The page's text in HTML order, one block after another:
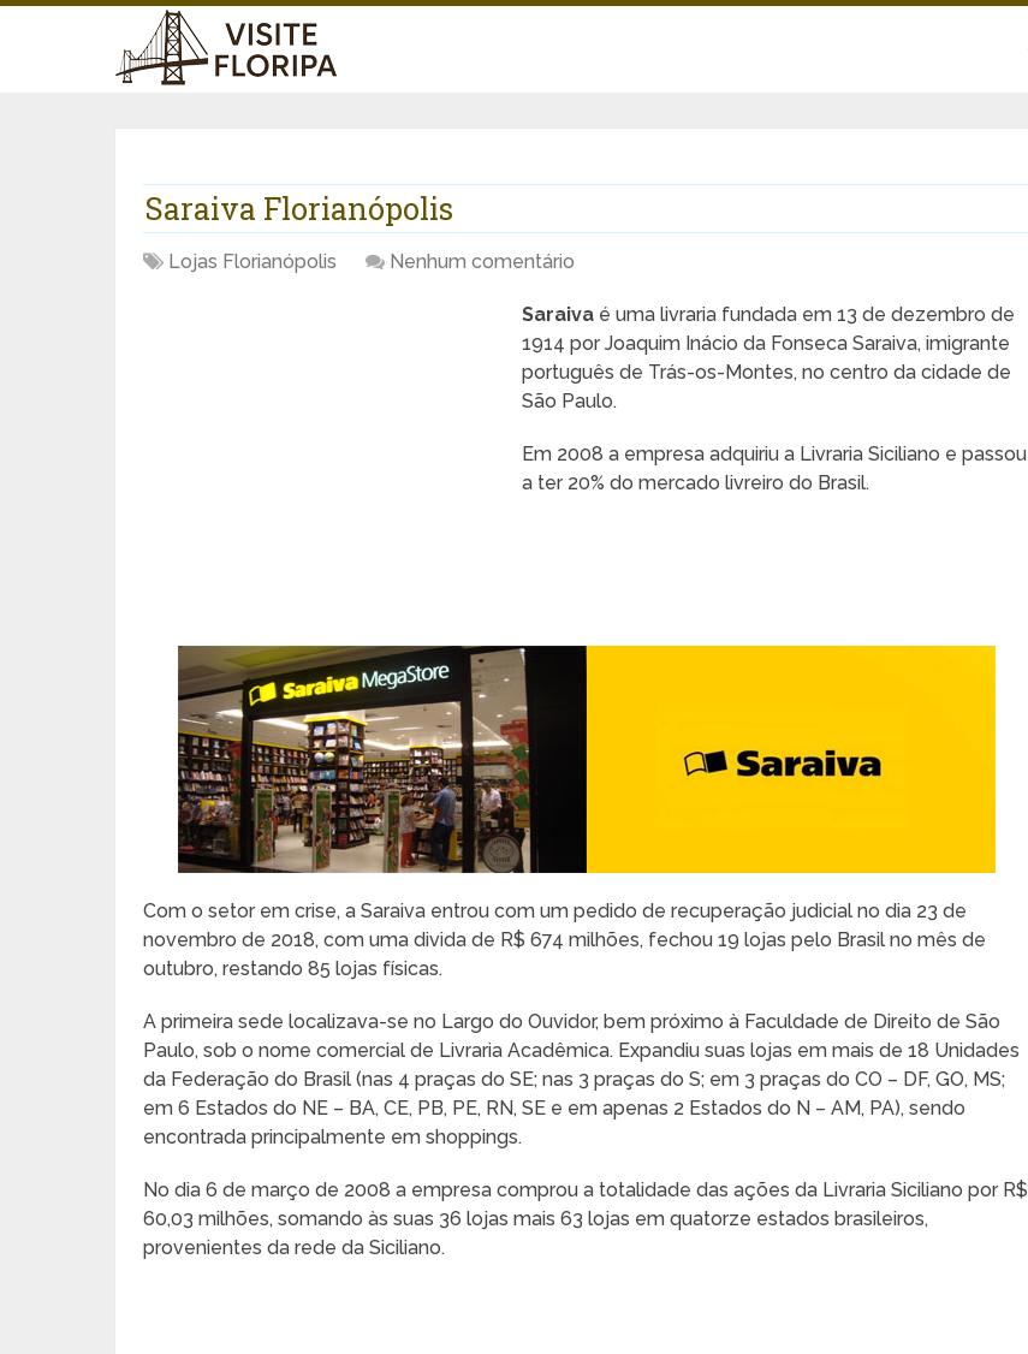
Saraiva Florianópolis
Lojas Florianópolis Nenhum comentário
Saraiva é uma livraria fundada em 13 de dezembro de
1914 por Joaquim Inácio da Fonseca Saraiva, imigrante
português de Trás-os-Montes, no centro da cidade de
São Paulo.
Em 2008 a empresa adquiriu a Livraria Siciliano e passou
a ter 20% do mercado livreiro do Brasil.
Com o setor em crise, a Saraiva entrou com um pedido de recuperação judicial no dia 23 de
novembro de 2018, com uma divida de R$ 674 milhões, fechou 19 lojas pelo Brasil no mês de
outubro, restando 85 lojas físicas.
A primeira sede localizava-se no Largo do Ouvidor, bem próximo à Faculdade de Direito de São
Paulo, sob o nome comercial de Livraria Acadêmica. Expandiu suas lojas em mais de 18 Unidades
da Federação do Brasil (nas 4 praças do SE; nas 3 praças do S; em 3 praças do CO – DF, GO, MS;
em 6 Estados do NE – BA, CE, PB, PE, RN, SE e em apenas 2 Estados do N – AM, PA), sendo
encontrada principalmente em shoppings.
No dia 6 de março de 2008 a empresa comprou a totalidade das ações da Livraria Siciliano por R$
60,03 milhões, somando às suas 36 lojas mais 63 lojas em quatorze estados brasileiros,
provenientes da rede da Siciliano.